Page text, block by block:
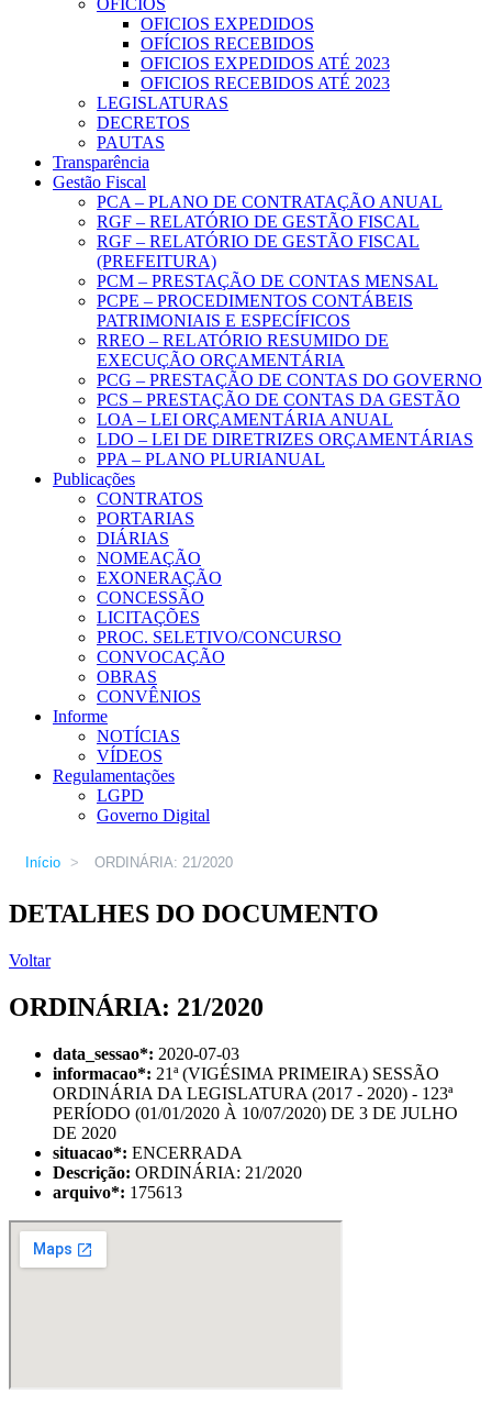
OFICIOS
OFICIOS EXPEDIDOS
OFÍCIOS RECEBIDOS
OFICIOS EXPEDIDOS ATÉ 2023
OFICIOS RECEBIDOS ATÉ 2023
LEGISLATURAS
DECRETOS
PAUTAS
Transparência
Gestão Fiscal
PCA – PLANO DE CONTRATAÇÃO ANUAL
RGF – RELATÓRIO DE GESTÃO FISCAL
RGF – RELATÓRIO DE GESTÃO FISCAL
(PREFEITURA)
PCM – PRESTAÇÃO DE CONTAS MENSAL
PCPE – PROCEDIMENTOS CONTÁBEIS
PATRIMONIAIS E ESPECÍFICOS
RREO – RELATÓRIO RESUMIDO DE
EXECUÇÃO ORÇAMENTÁRIA
PCG – PRESTAÇÃO DE CONTAS DO GOVERNO
PCS – PRESTAÇÃO DE CONTAS DA GESTÃO
LOA – LEI ORÇAMENTÁRIA ANUAL
LDO – LEI DE DIRETRIZES ORÇAMENTÁRIAS
PPA – PLANO PLURIANUAL
Publicações
CONTRATOS
PORTARIAS
DIÁRIAS
NOMEAÇÃO
EXONERAÇÃO
CONCESSÃO
LICITAÇÕES
PROC. SELETIVO/CONCURSO
CONVOCAÇÃO
OBRAS
CONVÊNIOS
Informe
NOTÍCIAS
VÍDEOS
Regulamentações
LGPD
Governo Digital
Início > ORDINÁRIA: 21/2020
DETALHES DO DOCUMENTO
Voltar
ORDINÁRIA: 21/2020
data_sessao*: 2020-07-03
informacao*: 21ª (VIGÉSIMA PRIMEIRA) SESSÃO
ORDINÁRIA DA LEGISLATURA (2017 - 2020) - 123ª
PERÍODO (01/01/2020 À 10/07/2020) DE 3 DE JULHO
DE 2020
situacao*: ENCERRADA
Descrição: ORDINÁRIA: 21/2020
arquivo*: 175613